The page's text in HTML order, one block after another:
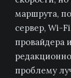
маршрута,
сервер, Wi-
провайдера
проблему